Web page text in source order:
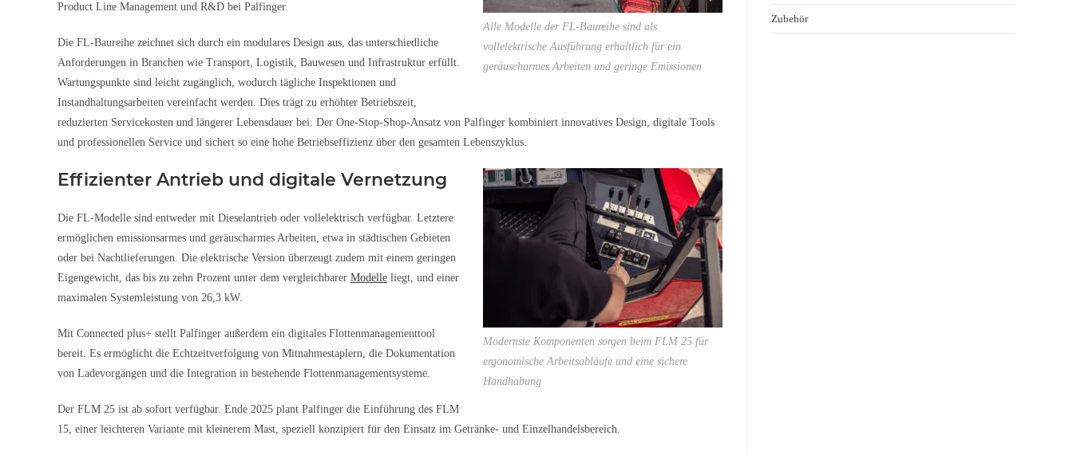
Alle Modelle der FL-Baureihe sind als
vollelektrische Ausführung erhältlich für ein
geräuscharmes Arbeiten und geringe Emissionen
Product Line Management und R&D bei Palfinger.
Die FL-Baureihe zeichnet sich durch ein modulares Design aus, das unterschiedliche
Anforderungen in Branchen wie Transport, Logistik, Bauwesen und Infrastruktur erfüllt.
Wartungspunkte sind leicht zugänglich, wodurch tägliche Inspektionen und
Instandhaltungsarbeiten vereinfacht werden. Dies trägt zu erhöhter Betriebszeit,
reduzierten Servicekosten und längerer Lebensdauer bei. Der One-Stop-Shop-Ansatz von Palfinger kombiniert innovatives Design, digitale Tools
und professionellen Service und sichert so eine hohe Betriebseffizienz über den gesamten Lebenszyklus.
Modernste Komponenten sorgen beim FLM 25 für
ergonomische Arbeitsabläufe und eine sichere
Handhabung
Effizienter Antrieb und digitale Vernetzung
Die FL-Modelle sind entweder mit Dieselantrieb oder vollelektrisch verfügbar. Letztere
ermöglichen emissionsarmes und geräuscharmes Arbeiten, etwa in städtischen Gebieten
oder bei Nachtlieferungen. Die elektrische Version überzeugt zudem mit einem geringen
Eigengewicht, das bis zu zehn Prozent unter dem vergleichbarer Modelle liegt, und einer
maximalen Systemleistung von 26,3 kW.
Mit Connected plus+ stellt Palfinger außerdem ein digitales Flottenmanagementtool
bereit. Es ermöglicht die Echtzeitverfolgung von Mitnahmestaplern, die Dokumentation
von Ladevorgängen und die Integration in bestehende Flottenmanagementsysteme.
Der FLM 25 ist ab sofort verfügbar. Ende 2025 plant Palfinger die Einführung des FLM
15, einer leichteren Variante mit kleinerem Mast, speziell konzipiert für den Einsatz im Getränke- und Einzelhandelsbereich.
Zubehör